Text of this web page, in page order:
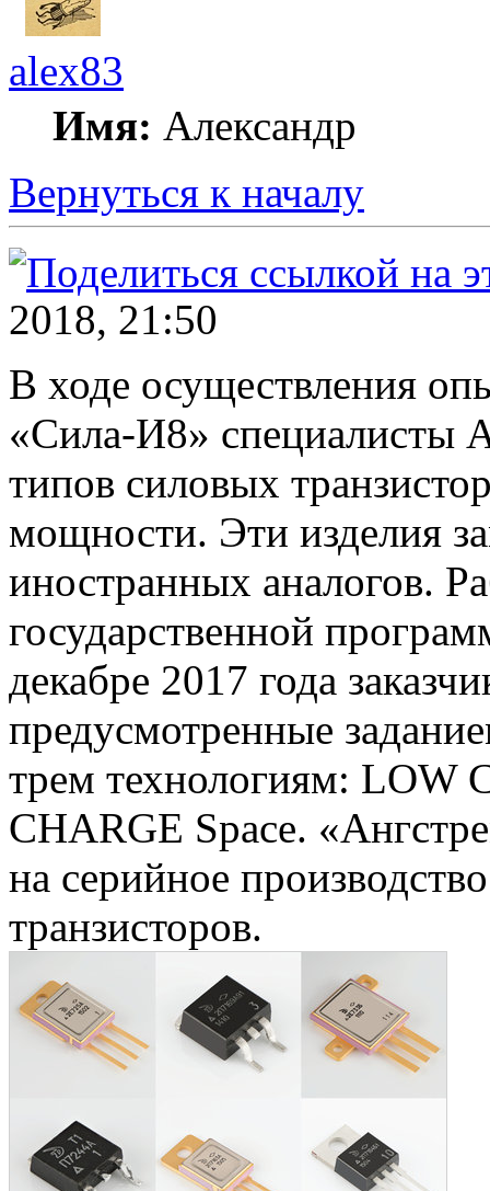
alex83
Имя: Александр
Вернуться к началу
2018, 21:50
В ходе осуществления
«Сила-И8» специалисты
типов силовых
мощности. Эти изделия
иностранных аналогов.
государственной
декабре 2017 года
предусмотренные
трем технологиям: LOW
CHARGE Space.
на серийное
транзисторов.